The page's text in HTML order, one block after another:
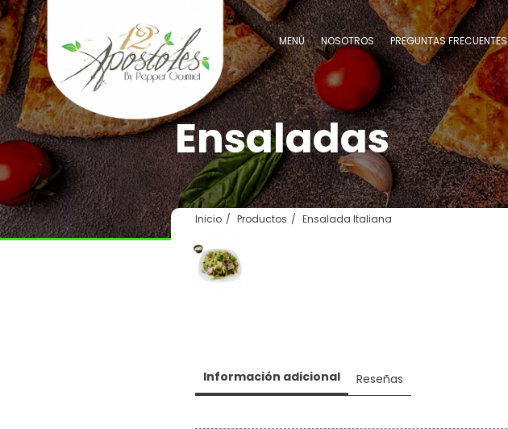
MENÚ NOSOTROS PREGUNTAS FRECUENTES
Ensaladas
Inicio Productos Ensalada Italiana
Información adicional Reseñas